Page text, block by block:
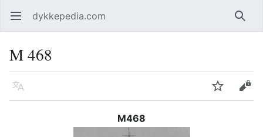
Åpne hovedmenyen dykkepedia.com Søk
M 468
Språk Overvåk Rediger
M468